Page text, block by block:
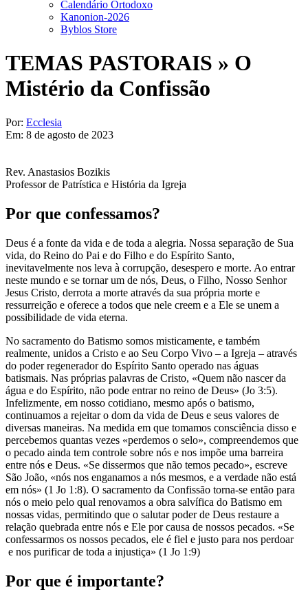
Calendário Ortodoxo
Kanonion-2026
Byblos Store
TEMAS PASTORAIS » O
Mistério da Confissão
Por: Ecclesia
Em: 8 de agosto de 2023
Rev. Anastasios Bozikis
Professor de Patrística e História da Igreja
Por que confessamos?
Deus é a fonte da vida e de toda a alegria. Nossa separação de Sua
vida, do Reino do Pai e do Filho e do Espírito Santo,
inevitavelmente nos leva à corrupção, desespero e morte. Ao entrar
neste mundo e se tornar um de nós, Deus, o Filho, Nosso Senhor
Jesus Cristo, derrota a morte através da sua própria morte e
ressurreição e oferece a todos que nele creem e a Ele se unem a
possibilidade de vida eterna.
No sacramento do Batismo somos misticamente, e também
realmente, unidos a Cristo e ao Seu Corpo Vivo – a Igreja – através
do poder regenerador do Espírito Santo operado nas águas
batismais. Nas próprias palavras de Cristo, «Quem não nascer da
água e do Espírito, não pode entrar no reino de Deus» (Jo 3:5).
Infelizmente, em nosso cotidiano, mesmo após o batismo,
continuamos a rejeitar o dom da vida de Deus e seus valores de
diversas maneiras. Na medida em que tomamos consciência disso e
percebemos quantas vezes «perdemos o selo», compreendemos que
o pecado ainda tem controle sobre nós e nos impõe uma barreira
entre nós e Deus. «Se dissermos que não temos pecado», escreve
São João, «nós nos enganamos a nós mesmos, e a verdade não está
em nós» (1 Jo 1:8). O sacramento da Confissão torna-se então para
nós o meio pelo qual renovamos a obra salvífica do Batismo em
nossas vidas, permitindo que o salutar poder de Deus restaure a
relação quebrada entre nós e Ele por causa de nossos pecados. «Se
confessarmos os nossos pecados, ele é fiel e justo para nos perdoar
e nos purificar de toda a injustiça» (1 Jo 1:9)
Por que é importante?